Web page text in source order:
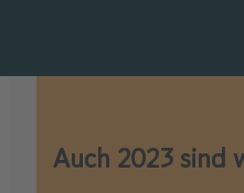
Auch 2023 sind